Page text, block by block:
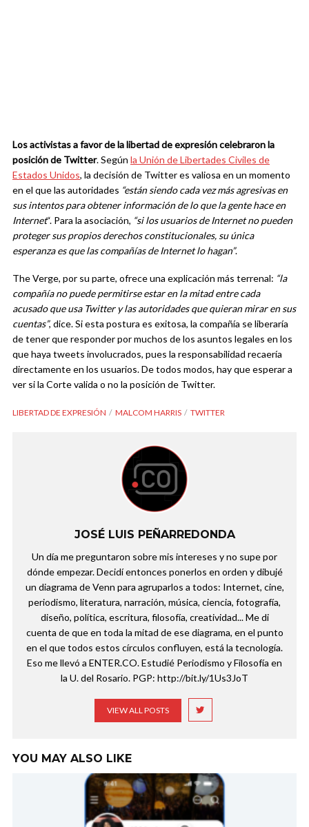
Los activistas a favor de la libertad de expresión celebraron la
posición de Twitter. Según la Unión de Libertades Civiles de
Estados Unidos, la decisión de Twitter es valiosa en un momento
en el que las autoridades “están siendo cada vez más agresivas en
sus intentos para obtener información de lo que la gente hace en
Internet“. Para la asociación, “si los usuarios de Internet no pueden
proteger sus propios derechos constitucionales, su única
esperanza es que las compañías de Internet lo hagan”.
The Verge, por su parte, ofrece una explicación más terrenal: “la
compañía no puede permitirse estar en la mitad entrecada
acusado que usa Twitter y las autoridades que quieran mirar en sus
cuentas”, dice. Si esta postura es exitosa, la compañía se liberaría
de tener que responder por muchos de los asuntos legales en los
que haya tweets involucrados, pues la responsabilidad recaería
directamente en los usuarios. De todos modos, hay que esperar a
ver si la Corte valida o no la posición de Twitter.
LIBERTAD DE EXPRESIÓN MALCOM HARRIS TWITTER
JOSÉ LUIS PEÑARREDONDA
Un día me preguntaron sobre mis intereses y no supe por
dónde empezar. Decidí entonces ponerlos en orden y dibujé
un diagrama de Venn para agruparlos a todos: Internet, cine,
periodismo, literatura, narración, música, ciencia, fotografía,
diseño, política, escritura, filosofía, creatividad... Me di
cuenta de que en toda la mitad de ese diagrama, en el punto
en el que todos estos círculos confluyen, está la tecnología.
Eso me llevó a ENTER.CO. Estudié Periodismo y Filosofía en
la U. del Rosario. PGP: http://bit.ly/1Us3JoT
VIEW ALL POSTS
YOU MAY ALSO LIKE